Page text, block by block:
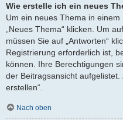
Wie erstelle ich ein neues
Um ein neues Thema in
„Neues Thema“ klicken. Um
müssen Sie auf „Antworten“
Registrierung erforderlich ist,
können. Ihre Berechtigungen
der Beitragsansicht
erstellen“.
Nach oben